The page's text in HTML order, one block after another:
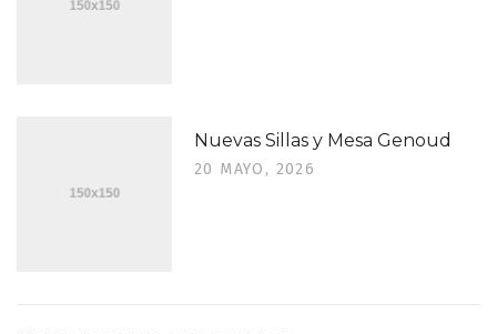
Nuevas Sillas y Mesa Genoud
20 MAYO, 2026